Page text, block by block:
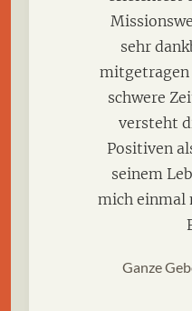
sehr
mitgetragen
schwere
versteht
Positiven
seinem
mich einmal
Ganze